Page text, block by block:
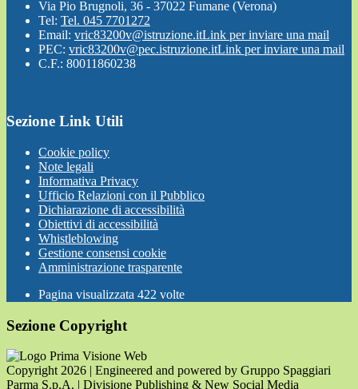
Via Pio Brugnoli, 36 - 37022 Fumane (Verona)
Tel: Tel. 045 7701272
Email: vric83200v@istruzione.itLink per inviare una mail
PEC: vric83200v@pec.istruzione.itLink per inviare una mail
C.F.: 80011860238
Sezione Link Utili
Cookie policy
Note legali
Informativa Privacy
Ufficio Relazioni con il Pubblico
Dichiarazione di accessibilità
Obiettivi di accessibilità
Whistleblowing
Gestione consensi cookie
Amministrazione trasparente
Pagina visualizzata 422 volte
Sezione Copyright
Copyright 2026 | Engineered and powered by Gruppo Spaggiari
Parma S.p.A. | Divisione Publishing & New Social Media